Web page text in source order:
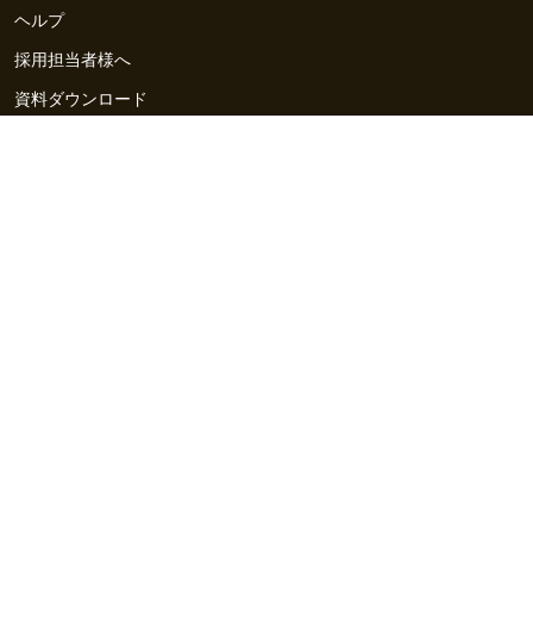
ヘルプ
採用担当者様へ
資料ダウンロード